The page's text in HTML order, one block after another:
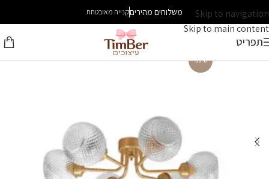
Skip to navigation
Skip to main content
משלוחים מהיריםקנייה מאובטחת
תפריט
-30%